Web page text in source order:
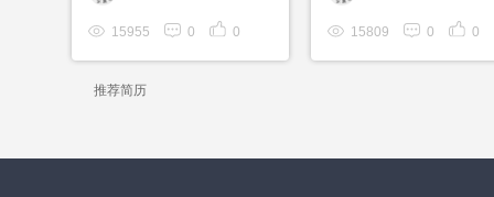
15955 0 0 15809 0 0
推荐简历